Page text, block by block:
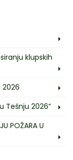
klupskih
Tešnju 2026”
POŽARA U